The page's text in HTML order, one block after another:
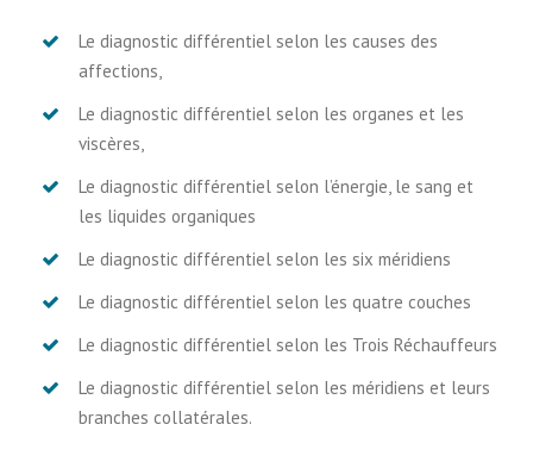
Le diagnostic différentiel selon les causes des
affections,
Le diagnostic différentiel selon les organes et les
viscères,
Le diagnostic différentiel selon l’énergie, le sang et
les liquides organiques
Le diagnostic différentiel selon les six méridiens
Le diagnostic différentiel selon les quatre couches
Le diagnostic différentiel selon les Trois Réchauffeurs
Le diagnostic différentiel selon les méridiens et leurs
branches collatérales.